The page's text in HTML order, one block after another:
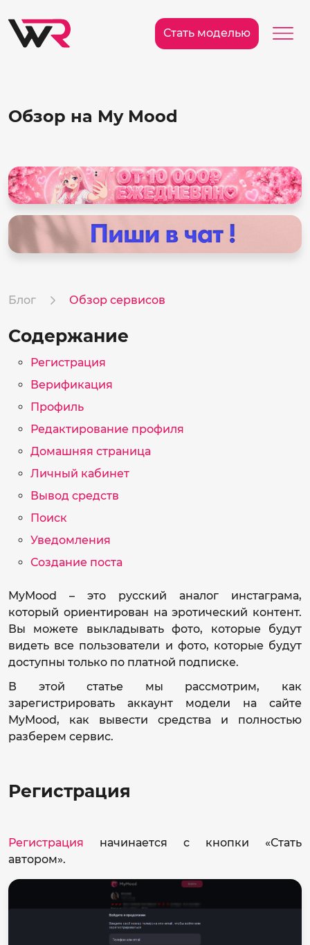
Стать моделью
Обзор на My Mood
Блог Обзор сервисов
Содержание
Регистрация
Верификация
Профиль
Редактирование профиля
Домашняя страница
Личный кабинет
Вывод средств
Поиск
Уведомления
Создание поста
MyMood – это русский аналог инстаграма,
который ориентирован на эротический контент.
Вы можете выкладывать фото, которые будут
видеть все пользователи и фото, которые будут
доступны только по платной подписке.
В этой статье мы рассмотрим, как
зарегистрировать аккаунт модели на сайте
MyMood, как вывести средства и полностью
разберем сервис.
Регистрация
Регистрация начинается с кнопки «Стать
автором».